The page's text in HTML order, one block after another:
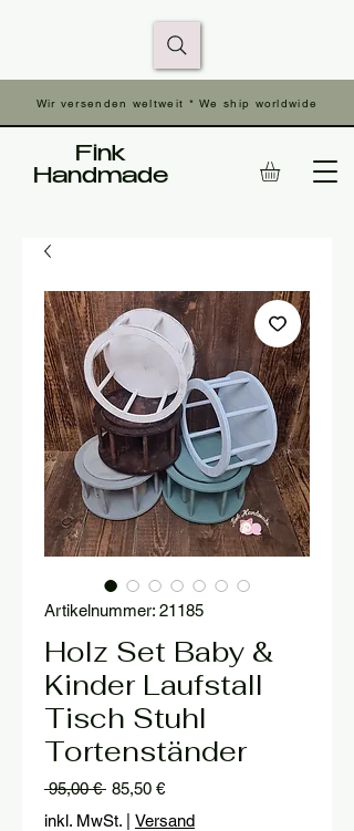
Wir versenden weltweit * We ship worldwide
Fink
Handmade
Artikelnummer: 21185
Holz Set Baby &
Kinder Laufstall
Tisch Stuhl
Tortenständer
95,00 € Standardpreis
85,50 €Sale-
Preis
inkl. MwSt. Versand